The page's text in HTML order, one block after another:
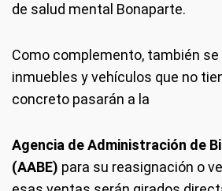
de salud mental Bonaparte.
Como complemento, también
inmuebles y vehículos que no
concreto pasarán a la
Agencia de Administración de
(AABE) para su reasignación o